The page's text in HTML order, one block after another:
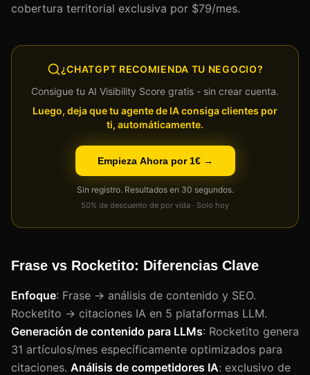
cobertura territorial exclusiva por $79/mes.
¿CHATGPT RECOMIENDA TU NEGOCIO?
Consigue tu AI Visibility Score gratis - sin crear cuenta.
Luego, deja que tu agente de IA consiga clientes por
ti, automáticamente.
Empieza Ahora por 1€ →
Sin registro. Resultados en 30 segundos.
50% de descuento de por vida · Solo hoy
Frase vs Rocketito: Diferencias Clave
Enfoque: Frase → análisis de contenido y SEO.
Rocketito → citaciones IA en 5 plataformas LLM.
Generación de contenido para LLMs: Rocketito genera
31 artículos/mes específicamente optimizados para
citaciones. Análisis de competidores IA: exclusivo de